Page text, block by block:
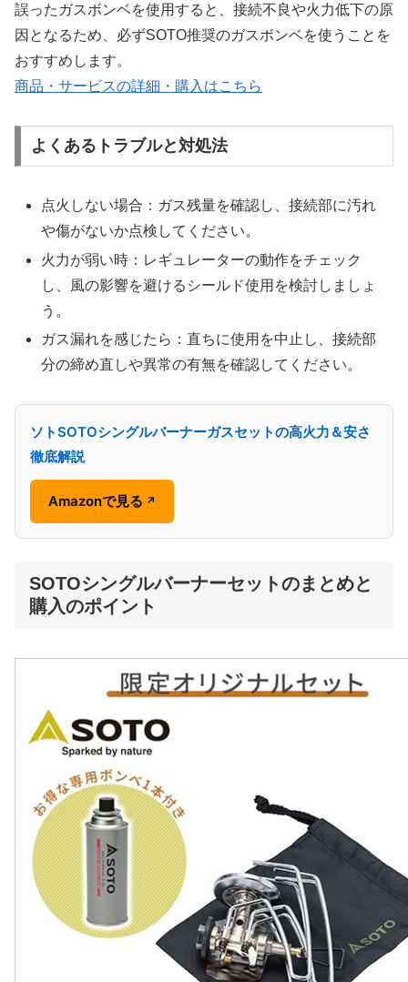
誤ったガスボンベを使用すると、接続不良や火力低下の原
因となるため、必ずSOTO推奨のガスボンベを使うことを
おすすめします。
商品・サービスの詳細・購入はこちら
よくあるトラブルと対処法
点火しない場合：ガス残量を確認し、接続部に汚れ
や傷がないか点検してください。
火力が弱い時：レギュレーターの動作をチェック
し、風の影響を避けるシールド使用を検討しましょ
う。
ガス漏れを感じたら：直ちに使用を中止し、接続部
分の締め直しや異常の有無を確認してください。
ソトSOTOシングルバーナーガスセットの高火力＆安さ
徹底解説
Amazonで見る ↗
SOTOシングルバーナーセットのまとめと
購入のポイント